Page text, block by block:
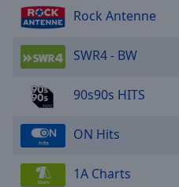
Rock Antenne
SWR4 - BW
90s90s HITS
ON Hits
1A Charts